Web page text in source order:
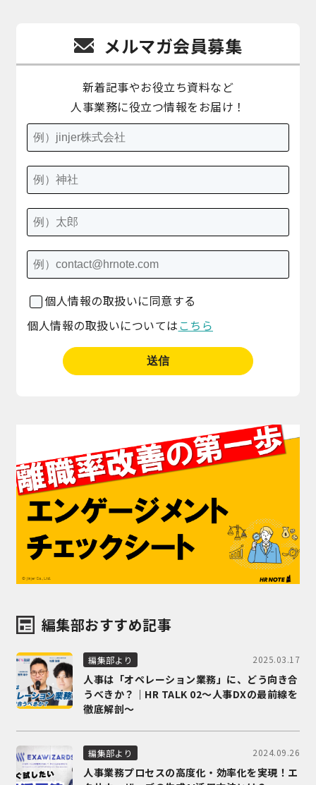
メルマガ会員募集
新着記事やお役立ち資料など
人事業務に役立つ情報をお届け！
個人情報の取扱いに同意する
個人情報の取扱いについては こちら
編集部おすすめ記事
編集部より 2025.03.17
人事は「オペレーション業務」に、どう向き合
うべきか？｜HR TALK 02～人事DXの最前線を
徹底解剖～
編集部より 2024.09.26
人事業務プロセスの高度化・効率化を実現！エ